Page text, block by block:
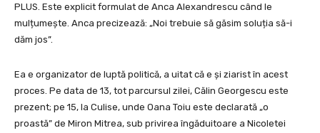
PLUS. Este explicit formulat de Anca Alexandrescu când le
mulțumește. Anca precizează: „Noi trebuie să găsim soluția să-i
dăm jos”.
Ea e organizator de luptă politică, a uitat că e și ziarist în acest
proces. Pe data de 13, tot parcursul zilei, Călin Georgescu este
prezent; pe 15, la Culise, unde Oana Toiu este declarată „o
proastă” de Miron Mitrea, sub privirea îngăduitoare a Nicoletei